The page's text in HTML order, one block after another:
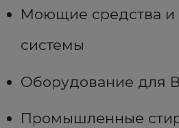
Моющие средства
системы
Оборудование для
Промышленные